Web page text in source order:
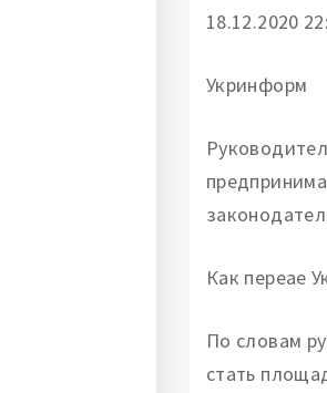
18.12.2020
Укринформ
Как переае
По словам
стать